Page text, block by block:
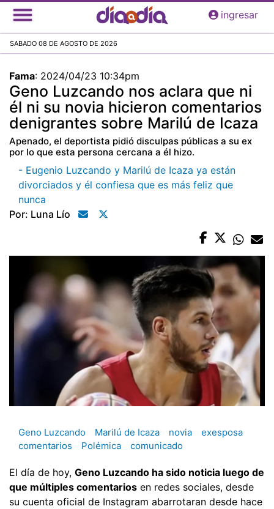
Pasar
al
principal
ingresar
SABADO 08 DE AGOSTO DE 2026
Fama: 2024/04/23 10:34pm
Geno Luzcando nos aclara que ni
él ni su novia hicieron comentarios
denigrantes sobre Marilú de Icaza
Apenado, el deportista pidió disculpas públicas a su ex
por lo que esta persona cercana a él hizo.
- Eugenio Luzcando y Marilú de Icaza ya están
divorciados y él confiesa que es más feliz que
nunca
Por: Luna Lío
Geno Luzcando Marilú de Icaza novia
exesposa
comentarios
Polémica comunicado
El día de hoy, Geno Luzcando ha sido noticia luego de
que múltiples comentarios en redes sociales, desde
su cuenta oficial de Instagram abarrotaran desde hace